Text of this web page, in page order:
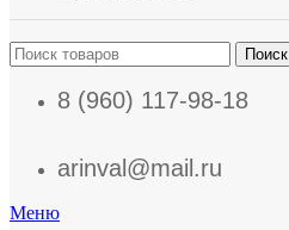
Поиск
8 (960) 117-98-18
arinval@mail.ru
Меню